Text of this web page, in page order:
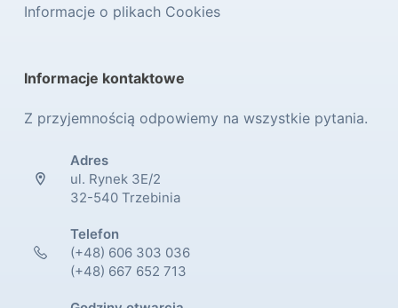
Informacje o plikach Cookies
Informacje kontaktowe
Z przyjemnością odpowiemy na wszystkie pytania.
Adres
ul. Rynek 3E/2
32-540 Trzebinia
Telefon
(+48) 606 303 036
(+48) 667 652 713